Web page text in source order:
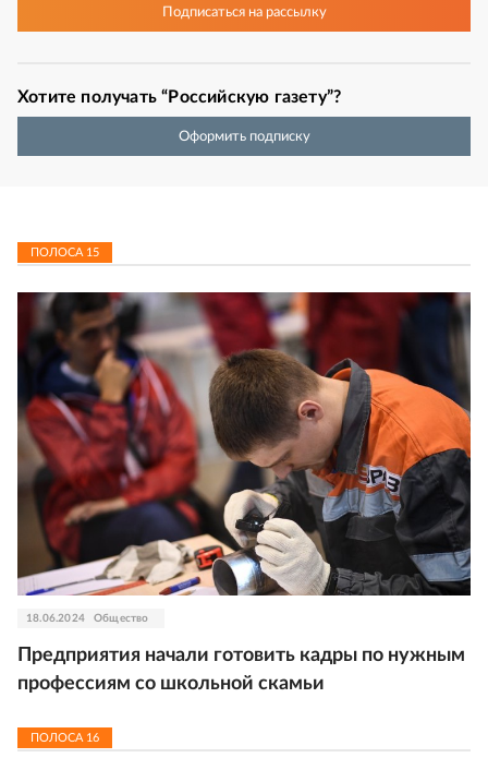
Подписатьсяна рассылку
Хотите получать “Российскую газету”?
Оформить подписку
ПОЛОСА 15
18.06.2024 Общество
Предприятия начали готовить кадры по нужным
профессиям со школьной скамьи
ПОЛОСА 16